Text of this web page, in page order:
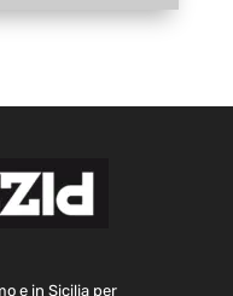
e in Sicilia per